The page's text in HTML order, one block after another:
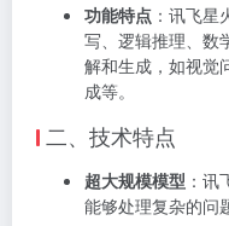
功能特点 ：讯飞
写、逻辑推理、数
解和生成，如视觉
成等。
二、技术特点
超大规模模型 ：
能够处理复杂的问